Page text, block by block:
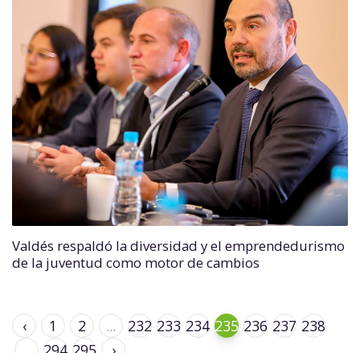
Valdés respaldó la diversidad y el emprendedurismo
de la juventud como motor de cambios
‹ 1 2 ... 232 233 234 235 236 237 238